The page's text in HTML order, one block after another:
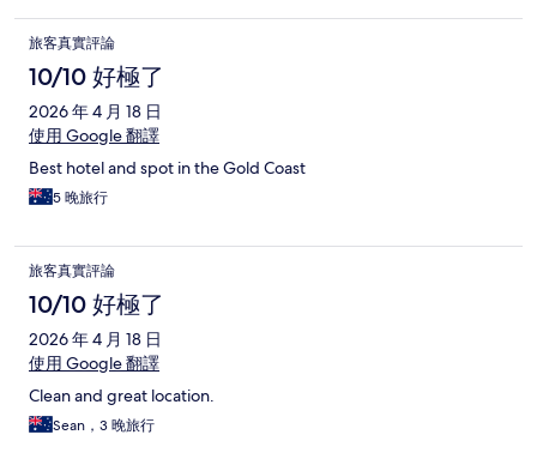
旅客真實評論
10/10 好極了
2026 年 4 月 18 日
使用 Google 翻譯
Best hotel and spot in the Gold Coast
5 晚旅行
旅客真實評論
10/10 好極了
2026 年 4 月 18 日
使用 Google 翻譯
Clean and great location.
Sean，3 晚旅行